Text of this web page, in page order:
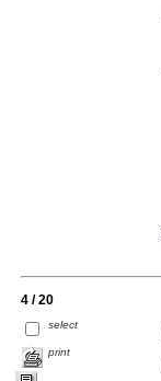
4 / 20
select
print